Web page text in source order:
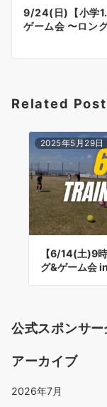
ゲ
シ
ン
9/24(日)【小学
ゲーム会 〜ロ
Related Post
2025年5月29日
【6/14(土)9
グ&ゲーム会
公式スポンサ
アーカイブ
2026年7月